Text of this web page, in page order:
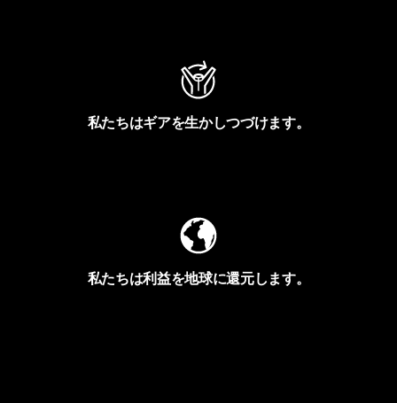
私たちはギアを生かしつづけます。
私たちは利益を地球に還元します。